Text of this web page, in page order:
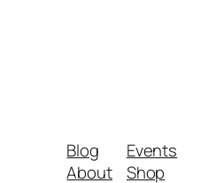
Blog
About
Events
Shop